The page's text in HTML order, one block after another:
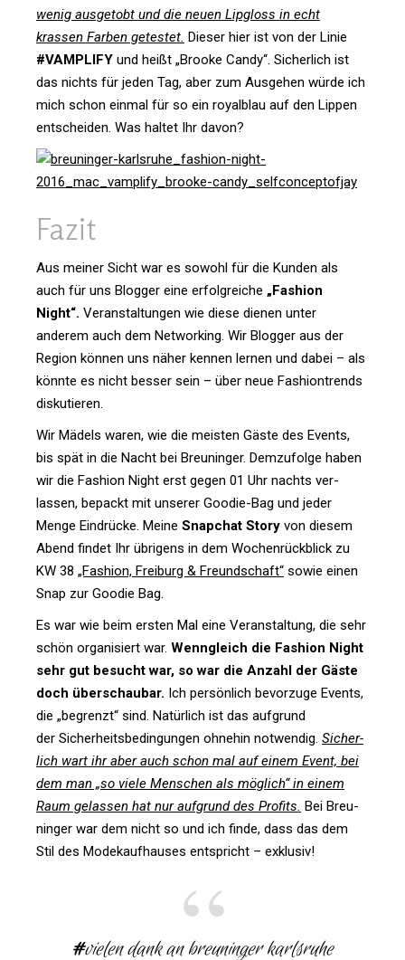
wenig aus­ge­tobt und die neuen Lip­gloss in echt
krassen Farben getestet. Dieser hier ist von der Linie
#VAM­PLIFY und heißt „Brooke Candy“. Sicher­lich ist
das nichts für jeden Tag, aber zum Aus­gehen würde ich
mich schon einmal für so ein roy­al­blau auf den Lippen
ent­scheiden. Was haltet Ihr davon?
Fazit
Aus meiner Sicht war es sowohl für die Kunden als
auch für uns Blogger eine erfolg­reiche „Fashion
Night“. Ver­an­stal­tungen wie diese dienen unter
anderem auch dem Net­wor­king. Wir Blogger aus der
Region können uns näher kennen lernen und dabei – als
könnte es nicht besser sein – über neue Fashion­trends
diskutieren.
Wir Mädels waren, wie die meisten Gäste des Events,
bis spät in die Nacht bei Breu­ninger. Dem­zu­folge haben
wir die Fashion Night erst gegen 01 Uhr nachts ver­
lassen, bepackt mit unserer Goodie-Bag und jeder
Menge Ein­drücke. Meine Snap­chat Story von diesem
Abend findet Ihr übri­gens in dem Wochen­rück­blick zu
KW 38 „Fashion, Frei­burg & Freund­schaft“ sowie einen
Snap zur Goodie Bag.
Es war wie beim ersten Mal eine Ver­an­stal­tung, die sehr
schön orga­ni­siert war. Wenn­gleich die Fashion Night
sehr gut besucht war, so war die Anzahl der Gäste
doch über­schaubar. Ich per­sön­lich bevor­zuge Events,
die „begrenzt“ sind. Natür­lich ist das auf­grund
der Sicher­heits­be­din­gungen ohnehin not­wendig. Sicher­
lich wart ihr aber auch schon mal auf einem Event, bei
dem man „so viele Men­schen als mög­lich“ in einem
Raum gelassen hat nur auf­grund des Pro­fits. Bei Breu­
ninger war dem nicht so und ich finde, dass das dem
Stil des Mode­kauf­hauses ent­spricht – exklusiv!
#vielen dank an breu­ninger karls­ruhe